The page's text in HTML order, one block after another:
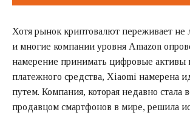
Хотя рынок криптовалют переживает не
и многие компании уровня Amazon
намерение принимать цифровые активы
платежного средства, Xiaomi намерена
путем. Компания, которая недавно стала
продавцом смартфонов в мире, решила